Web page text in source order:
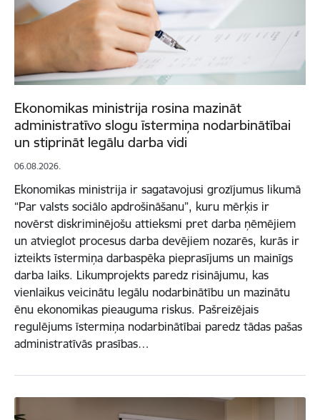
Ekonomikas ministrija rosina mazināt
administratīvo slogu īstermiņa nodarbinātībai
un stiprināt legālu darba vidi
06.08.2026.
Ekonomikas ministrija ir sagatavojusi grozījumus likumā
“Par valsts sociālo apdrošināšanu”, kuru mērķis ir
novērst diskriminējošu attieksmi pret darba ņēmējiem
un atvieglot procesus darba devējiem nozarēs, kurās ir
izteikts īstermiņa darbaspēka pieprasījums un mainīgs
darba laiks. Likumprojekts paredz risinājumu, kas
vienlaikus veicinātu legālu nodarbinātību un mazinātu
ēnu ekonomikas pieauguma riskus. Pašreizējais
regulējums īstermiņa nodarbinātībai paredz tādas pašas
administratīvās prasības…